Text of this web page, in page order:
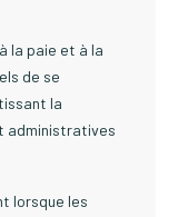
la paie et à la
de se
la
administratives
lorsque les